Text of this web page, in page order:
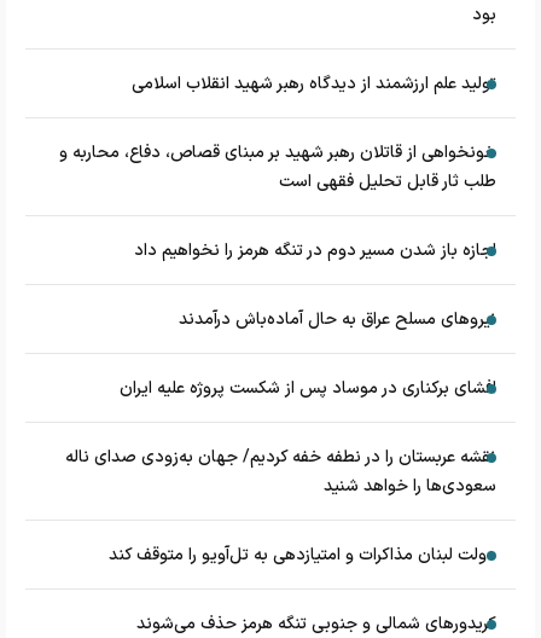
بود
تولید علم ارزشمند از دیدگاه رهبر شهید انقلاب اسلامی
خونخواهی از قاتلان رهبر شهید بر مبنای قصاص، دفاع، محاربه و
طلب ثار قابل تحلیل فقهی است
اجازه باز شدن مسیر دوم در تنگه هرمز را نخواهیم داد
نیروهای مسلح عراق به حال آماده‌باش درآمدند
افشای برکناری در موساد پس از شکست پروژه علیه ایران
نقشه عربستان را در نطفه خفه کردیم/ جهان به‌زودی صدای ناله
سعودی‌ها را خواهد شنید
دولت لبنان مذاکرات و امتیازدهی به تل‌آویو را متوقف کند
کریدورهای شمالی و جنوبی تنگه هرمز حذف می‌شوند